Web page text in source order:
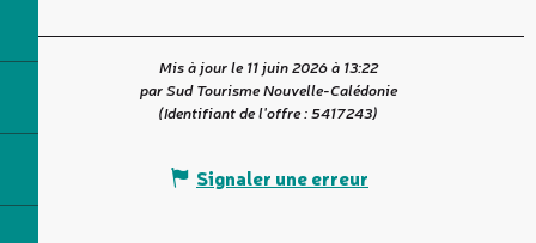
Mis à jour le 11 juin 2026 à 13:22
par Sud Tourisme Nouvelle-Calédonie
(Identifiant de l'offre :5417243)
Signaler une erreur